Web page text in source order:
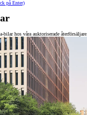
på Enter)
bilar hos våra auktoriserade återförsäljare.